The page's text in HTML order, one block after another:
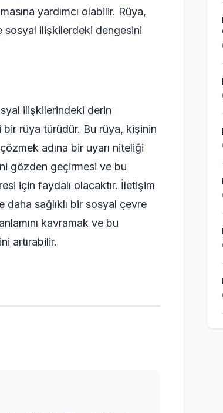
yardımcı olabilir. Rüya,
sosyal ilişkilerdeki dengesini
ilişkilerindeki derin
bir rüya türüdür. Bu rüya, kişinin
adına bir uyarı niteliği
gözden geçirmesi ve bu
için faydalı olacaktır. İletişim
sağlıklı bir sosyal çevre
kavramak ve bu
artırabilir.